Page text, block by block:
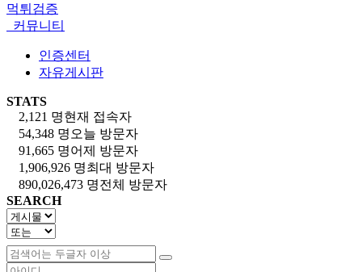
먹튀검증
커뮤니티
인증센터
자유게시판
STATS
2,121 명현재 접속자
54,348 명 오늘 방문자
91,665 명어제 방문자
1,906,926 명최대 방문자
890,026,473 명전체 방문자
SEARCH